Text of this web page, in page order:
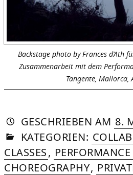
Backstage photo by Frances d’Ath
Zusammenarbeit mit dem
Tangente, Mallorca,
GESCHRIEBEN VON
AM 8.
IN
KATEGORIEN:
CLASSES,
CHOREOGRAPHY,